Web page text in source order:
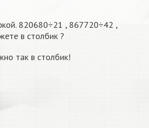
820680÷21 , 867720÷42 ,
в столбик ?
так в столбик!